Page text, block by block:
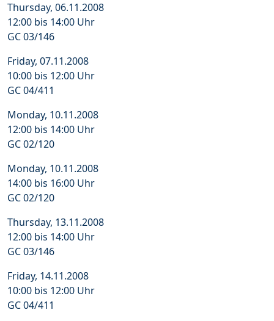
Thursday, 06.11.2008
12:00 bis 14:00 Uhr
GC 03/146
Friday, 07.11.2008
10:00 bis 12:00 Uhr
GC 04/411
Monday, 10.11.2008
12:00 bis 14:00 Uhr
GC 02/120
Monday, 10.11.2008
14:00 bis 16:00 Uhr
GC 02/120
Thursday, 13.11.2008
12:00 bis 14:00 Uhr
GC 03/146
Friday, 14.11.2008
10:00 bis 12:00 Uhr
GC 04/411